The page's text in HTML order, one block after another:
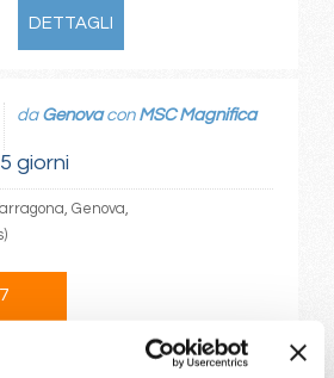
DETTAGLI
giorni
da Genovacon MSC Magnifica
Genova,